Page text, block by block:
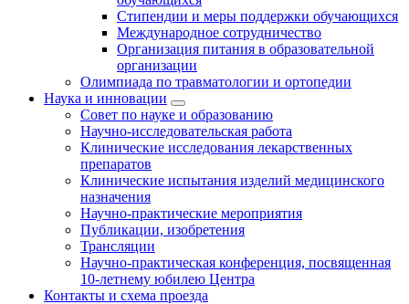
Стипендии и меры поддержки обучающихся
Международное сотрудничество
Организация питания в образовательной
организации
Олимпиада по травматологии и ортопедии
Наука и инновации
Совет по науке и образованию
Научно-исследовательская работа
Клинические исследования лекарственных
препаратов
Клинические испытания изделий медицинского
назначения
Научно-практические мероприятия
Публикации, изобретения
Трансляции
Научно-практическая конференция, посвященная
10-летнему юбилею Центра
Контакты и схема проезда